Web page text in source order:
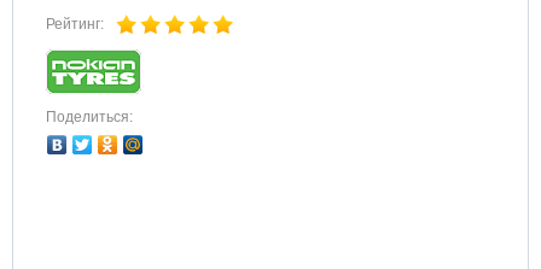
Рейтинг:
Поделиться: